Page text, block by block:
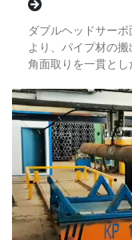
ダブルヘッドサー
より、パイプ材の
角面取りを一貫とし